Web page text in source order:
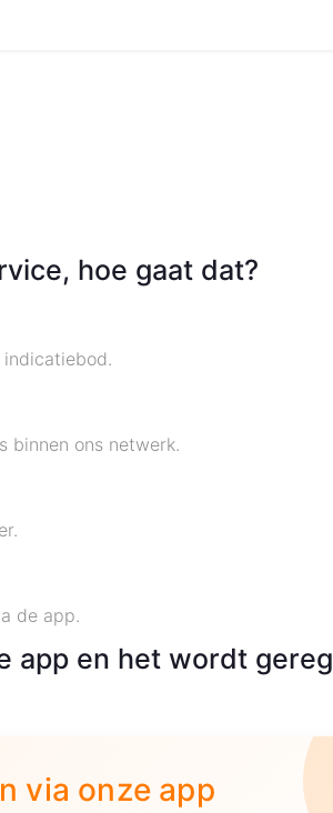
hoe gaat dat?
binnen ons netwerk.
de app.
app en het wordt
via onze app